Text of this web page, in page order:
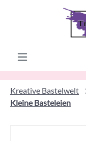
Zum Hauptinhalt
Kreative Bastelwelt
Kleine Basteleien